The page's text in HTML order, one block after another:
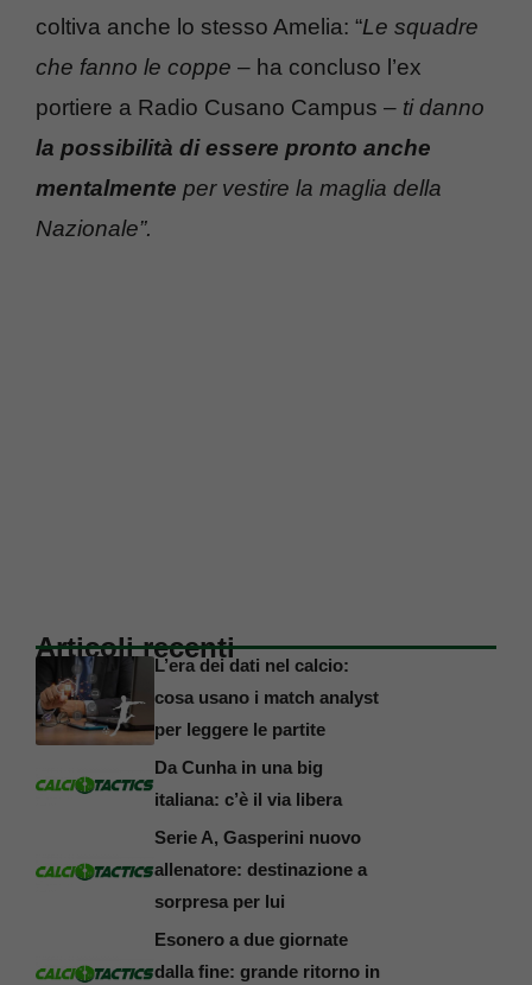
coltiva anche lo stesso Amelia: “Le squadre
che fanno le coppe – ha concluso l’ex
portiere a Radio Cusano Campus – ti danno
la possibilità di essere pronto anche
mentalmente per vestire la maglia della
Nazionale”.
Articoli recenti
L’era dei dati nel calcio:
cosa usano i match analyst
per leggere le partite
Da Cunha in una big
italiana: c’è il via libera
Serie A, Gasperini nuovo
allenatore: destinazione a
sorpresa per lui
Esonero a due giornate
dalla fine: grande ritorno in